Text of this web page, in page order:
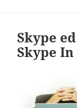
Skype
Skype